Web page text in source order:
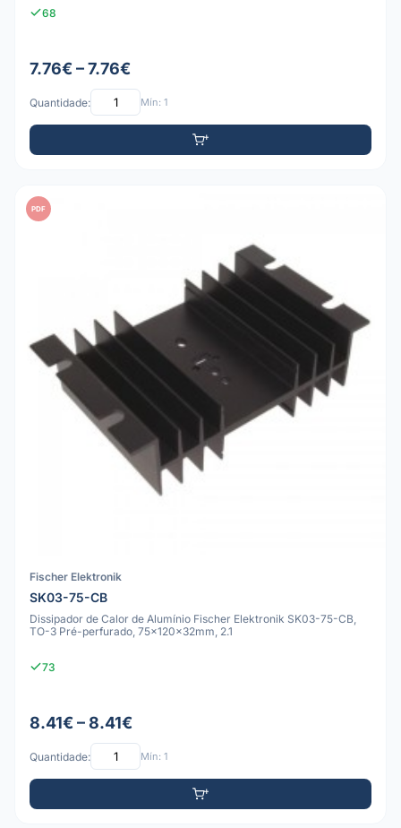
68
7.76€ – 7.76€
Quantidade: Mín: 1
PDF
Fischer Elektronik
SK03-75-CB
Dissipador de Calor de Alumínio Fischer Elektronik SK03-75-CB,
TO-3 Pré-perfurado, 75x120x32mm, 2.1
73
8.41€ – 8.41€
Quantidade: Mín: 1